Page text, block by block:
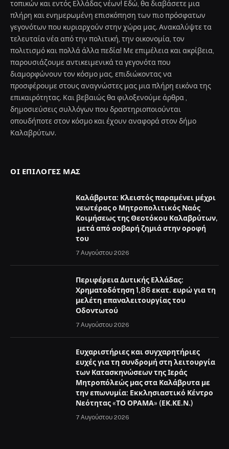
τοπικών και εντός Ελλάδας νέων! Εδώ, θα διαβάσετε μια
πλήρη και ενημερωμένη επισκόπηση των πιο πρόσφατων
γεγονότων που κυριαρχούν στην χώρα μας. Ανακαλύψτε τα
τελευταία νέα από την πολιτική, την οικονομία, τον
πολιτισμό και πολλά άλλα πεδία! Με επιμέλεια και ακρίβεια,
παρουσιάζουμε αντικειμενικά τα γεγονότα που
διαμορφώνουν τον κόσμο μας, επιδιώκοντας να
προσφέρουμε στους αναγνώστες μας μια πλήρη εικόνα της
επικαιρότητας. Και βεβαιώς θα φιλοξενούμε άρθρα ,
δημοσιεύσεις συλλόγων που δραστηριοποιούνται
οπουδήποτε στον κόσμο και έχουν αναφορά στον δήμο
Καλαβρύτων.
ΟΙ ΕΠΙΛΟΓΈΣ ΜΑΣ
Καλάβρυτα: Κλειστός παραμένει μέχρι
νεωτέρας ο Μητροπολιτικός Ναός
Κοιμήσεως της Θεοτόκου Καλαβρύτων,
μετά από σοβαρή ζημιά στην οροφή
του
7 Αυγούστου 2026
Περιφέρεια Δυτικής Ελλάδας:
Χρηματοδότηση 1,86 εκατ. ευρώ για τη
μελέτη επαναλειτουργίας του
Οδοντωτού
7 Αυγούστου 2026
Ευχαριστήριες και συγχαρητήριες
ευχές για τη συνδρομή στη λειτουργία
των Κατασκηνώσεων της Ιεράς
Μητροπόλεώς μας στα Καλάβρυτα με
την επωνυμία: Εκκλησιαστικό Κέντρο
Νεότητας «ΤΟ ΟΡΑΜΑ» (ΕΚ.ΚΕ.Ν.)
7 Αυγούστου 2026